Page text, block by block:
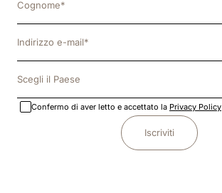
Scegli il Paese
Confermo di aver letto e accettato la Privacy Policy
Iscriviti